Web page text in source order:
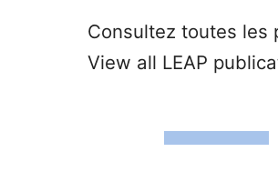
Consultez toutes les
View all LEAP